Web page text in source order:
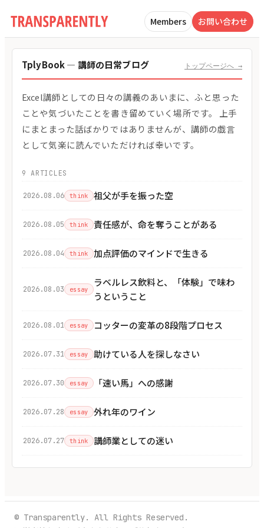
Members お問い合わせ
TplyBook — 講師の日常ブログ トップページへ →
Excel講師としての日々の講義のあいまに、ふと思った
ことや気づいたことを書き留めていく場所です。 上手
にまとまった話ばかりではありませんが、講師の戯言
として気楽に読んでいただければ幸いです。
9 ARTICLES
2026.08.06 think 祖父が手を振った空
2026.08.05 think 責任感が、命を奪うことがある
2026.08.04 think 加点評価のマインドで生きる
2026.08.03 essay
ラベルレス飲料と、「体験」で味わ
うということ
2026.08.01 essay コッターの変革の8段階プロセス
2026.07.31 essay 助けている人を探しなさい
2026.07.30 essay 「速い馬」への感謝
2026.07.28 essay 外れ年のワイン
2026.07.27 think 講師業としての迷い
© Transparently. All Rights Reserved.